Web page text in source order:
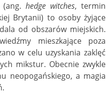
(ang.hedge witches, termin
Brytanii) to osoby żyjące
od obszarów miejskich.
mieszkające poza
w celu uzyskania zaklęć
mikstur. Obecnie zwykle
neopogańskiego, a magia